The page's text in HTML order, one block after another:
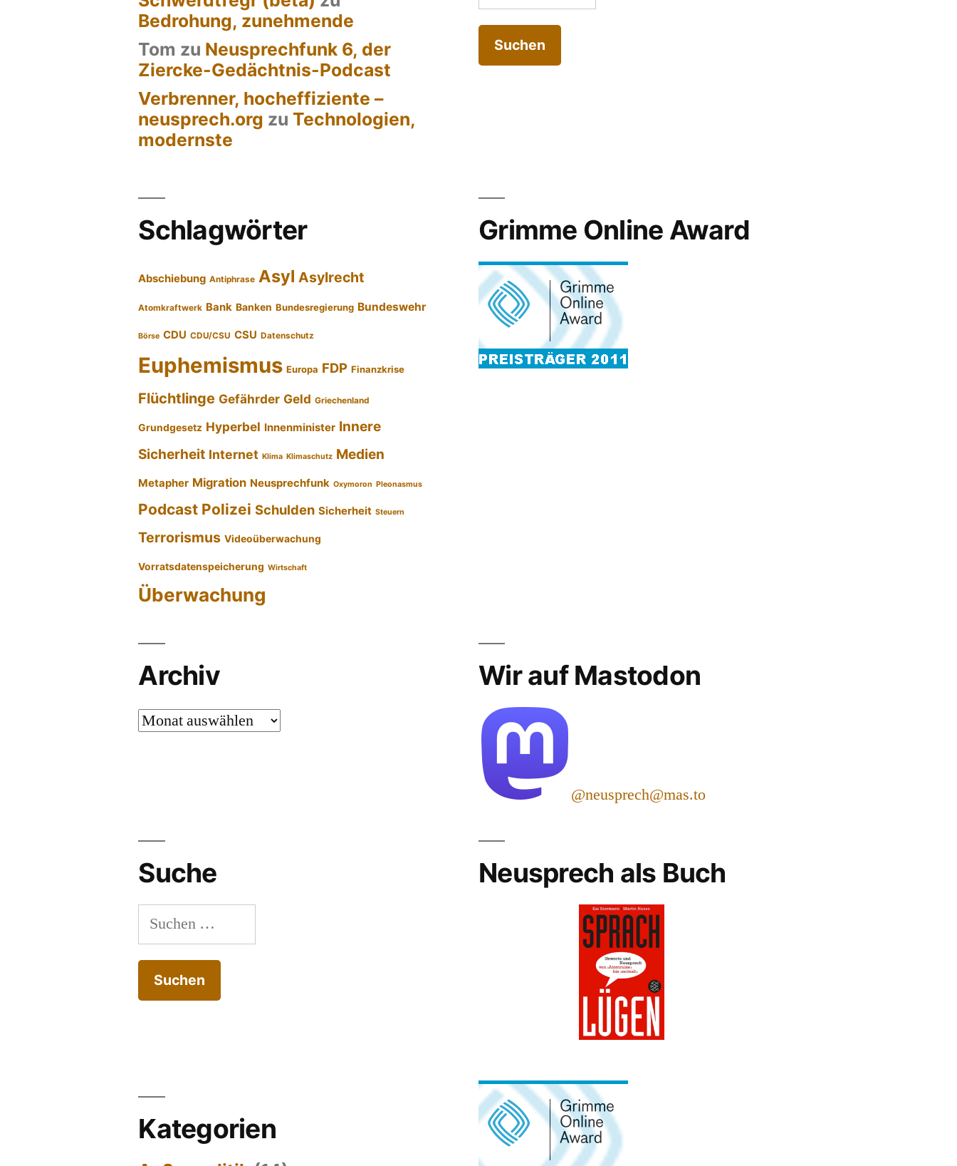
Bedrohung, zunehmende
Tom zu Neusprechfunk 6, der
Ziercke-Gedächtnis-Podcast
Verbrenner, hocheffiziente –
neusprech.org zuTechnologien,
modernste
nach:
Schlagwörter
Abschiebung Antiphrase Asyl Asylrecht
Atomkraftwerk Bank Banken Bundesregierung Bundeswehr
Börse CDU CDU/CSU CSU Datenschutz
Euphemismus Europa FDP Finanzkrise
Flüchtlinge Gefährder Geld Griechenland
Grundgesetz Hyperbel Innenminister Innere
Sicherheit Internet Klima Klimaschutz Medien
Metapher Migration Neusprechfunk Oxymoron Pleonasmus
Podcast Polizei Schulden Sicherheit Steuern
Terrorismus Videoüberwachung
Vorratsdatenspeicherung Wirtschaft
Überwachung
Grimme Online Award
Archiv
Archiv
Wir auf Mastodon
@neusprech@mas.to
Suche
Suchen
nach:
Neusprech als Buch
Kategorien